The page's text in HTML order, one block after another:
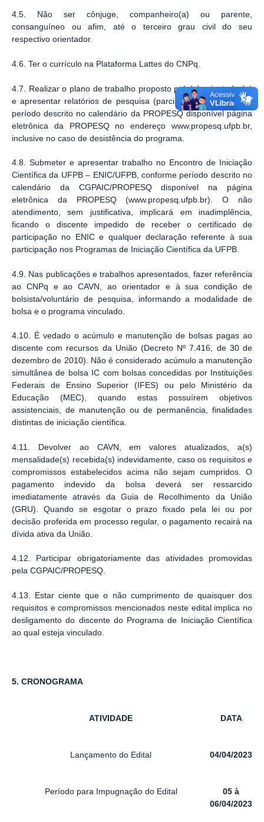
4.5. Não ser cônjuge, companheiro(a) ou parente,
consanguíneo ou afim, até o terceiro grau civil do seu
respectivo orientador.
4.6. Ter o currículo na Plataforma Lattes do CNPq.
4.7. Realizar o plano de trabalho proposto pelo(a) orientador(a)
e apresentar relatórios de pesquisa (parcial e final), conforme
período descrito no calendário da PROPESQ disponível página
eletrônica da PROPESQ no endereço www.propesq.ufpb.br,
inclusive no caso de desistência do programa.
4.8. Submeter e apresentar trabalho no Encontro de Iniciação
Científica da UFPB – ENIC/UFPB, conforme período descrito no
calendário da CGPAIC/PROPESQ disponível na página
eletrônica da PROPESQ (www.propesq.ufpb.br). O não
atendimento, sem justificativa, implicará em inadimplência,
ficando o discente impedido de receber o certificado de
participação no ENIC e qualquer declaração referente à sua
participação nos Programas de Iniciação Científica da UFPB.
4.9. Nas publicações e trabalhos apresentados, fazer referência
ao CNPq e ao CAVN, ao orientador e à sua condição de
bolsista/voluntário de pesquisa, informando a modalidade de
bolsa e o programa vinculado.
4.10. É vedado o acúmulo e manutenção de bolsas pagas ao
discente com recursos da União (Decreto Nº 7.416, de 30 de
dezembro de 2010). Não é considerado acúmulo a manutenção
simultânea de bolsa IC com bolsas concedidas por Instituições
Federais de Ensino Superior (IFES) ou pelo Ministério da
Educação (MEC), quando estas possuírem objetivos
assistenciais, de manutenção ou de permanência, finalidades
distintas de iniciação científica.
4.11. Devolver ao CAVN, em valores atualizados, a(s)
mensalidade(s) recebida(s) indevidamente, caso os requisitos e
compromissos estabelecidos acima não sejam cumpridos. O
pagamento indevido da bolsa deverá ser ressarcido
imediatamente através da Guia de Recolhimento da União
(GRU). Quando se esgotar o prazo fixado pela lei ou por
decisão proferida em processo regular, o pagamento recairá na
dívida ativa da União.
4.12. Participar obrigatoriamente das atividades promovidas
pela CGPAIC/PROPESQ.
4.13. Estar ciente que o não cumprimento de quaisquer dos
requisitos e compromissos mencionados neste edital implica no
desligamento do discente do Programa de Iniciação Científica
ao qual esteja vinculado.
5. CRONOGRAMA
ATIVIDADE DATA
Lançamento do Edital 04/04/2023
Período para Impugnação do Edital
05 à
06/04/2023